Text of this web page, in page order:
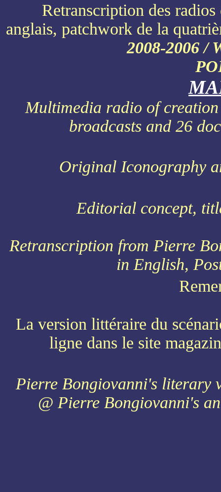
Retranscription des
anglais, patchwork de la
2008-2006 /
Multimedia radio of
broadcasts and 26
Original Iconography
Editorial concept,
Retranscription from Pierre
in English,
La version littéraire du
ligne dans le site
Pierre Bongiovanni's literary
@ Pierre Bongiovanni's